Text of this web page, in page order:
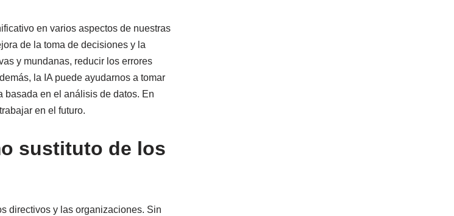
en varios aspectos de nuestras
de la toma de decisiones y la
y mundanas, reducir los errores
la IA puede ayudarnos a tomar
basada en el análisis de datos. En
en el futuro.
sustituto de los
directivos y las organizaciones. Sin